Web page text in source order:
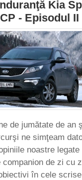
Kia
- Episodul II
de jumătate de an
ne simţeam
noastre legate
companion de zi cu
în cele